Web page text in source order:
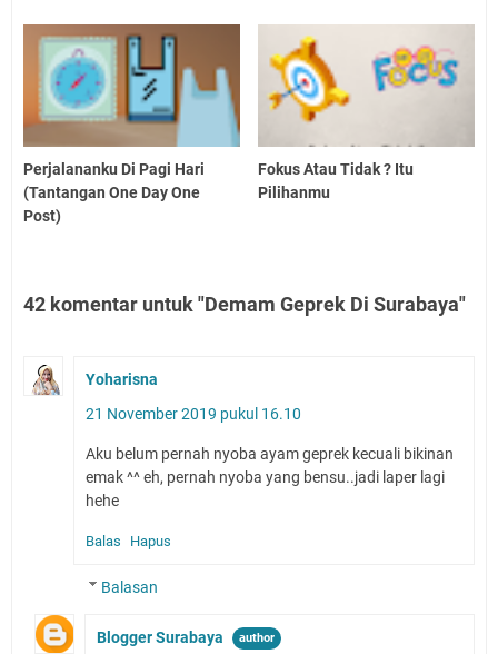
Perjalananku Di Pagi Hari
(Tantangan One Day One
Post)
Fokus Atau Tidak ? Itu
Pilihanmu
42 komentar untuk "Demam Geprek Di Surabaya"
Yoharisna
21 November 2019 pukul 16.10
Aku belum pernah nyoba ayam geprek kecuali bikinan
emak ^^ eh, pernah nyoba yang bensu..jadi laper lagi
hehe
Balas Hapus
Balasan
Blogger Surabaya